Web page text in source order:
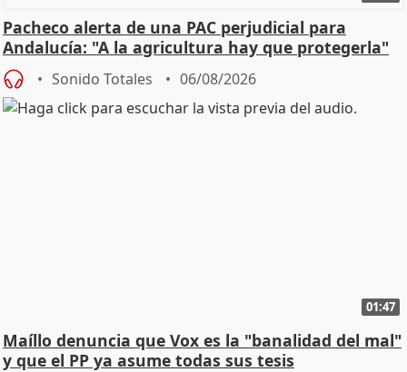
Pacheco alerta de una PAC perjudicial para
Andalucía: "A la agricultura hay que protegerla"
Sonido Totales 06/08/2026
01:47
Maíllo denuncia que Vox es la "banalidad del mal"
y que el PP ya asume todas sus tesis